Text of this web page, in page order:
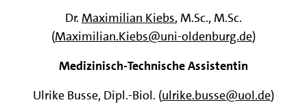
Dr. Maximilian Kiebs, M.Sc., M.Sc.
(Maximilian.Kiebs@uni-oldenburg.de)
Medizinisch-Technische Assistentin
Ulrike Busse, Dipl.-Biol. (ulrike.busse@uol.de)